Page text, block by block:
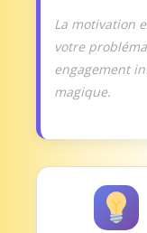
La motivation
votre
engagement
magique.